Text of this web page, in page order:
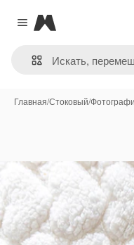
Close menu
Magnific
Главная/Стоковый/